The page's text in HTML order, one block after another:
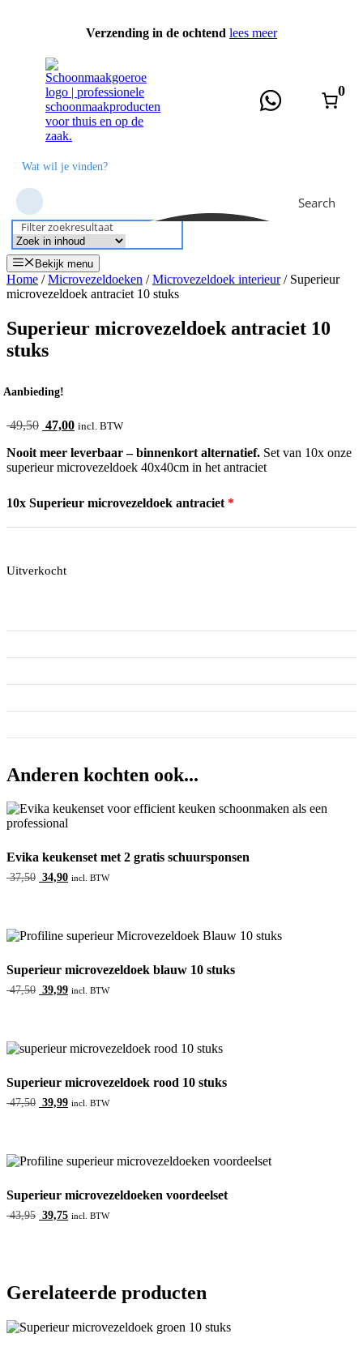
Verzending in de ochtend lees meer
Search
Filter zoekresultaat
0
Bekijk menu
Home /Microvezeldoeken /Microvezeldoek interieur/ Superieur
microvezeldoek antraciet 10 stuks
Superieur microvezeldoek antraciet 10
stuks
Aanbieding!
49,50 Oorspronkelijke
was:
49,50.
47,00Huidige
is:
47,00.
incl. BTW
Nooit meer leverbaar – binnenkort alternatief. Set van 10x onze
superieur microvezeldoek 40x40cm in het antraciet
10x Superieur microvezeldoek antraciet
Uitverkocht
Anderen kochten ook...
Evika keukenset met 2 gratis schuursponsen
37,50 Oorspronkelijke
34,90Huidige
incl. BTW
Superieur microvezeldoek blauw 10 stuks
47,50 Oorspronkelijke
39,99Huidige
incl. BTW
Superieur microvezeldoek rood 10 stuks
47,50 Oorspronkelijke
39,99Huidige
incl. BTW
Superieur microvezeldoeken voordeelset
43,95 Oorspronkelijke
39,75Huidige
incl. BTW
Gerelateerde producten